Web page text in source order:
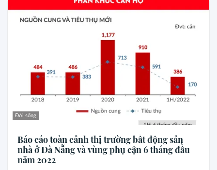
Đời sống
Báo cáo toàn cảnh thị trường bất động sản
nhà ở Đà Nẵng và vùng phụ cận 6 tháng đầu
năm 2022